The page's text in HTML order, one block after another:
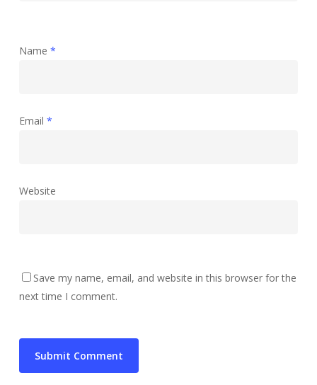
Name *
Email *
Website
Save my name, email, and website in this browser for the
next time I comment.